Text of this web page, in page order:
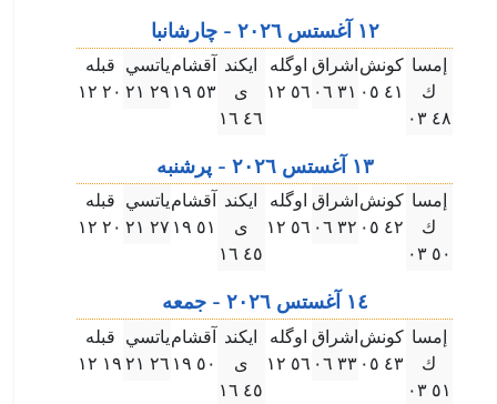
۱۲ آغستس ۲۰۲٦ - چارشانبا
إمسا
ك
٤٨ ۰۳
كونش
٤۱ ۰٥
اشراق
۳۱ ۰٦
اوگله
٥٦ ۱۲
ايكند
ى
٤٦ ۱٦
آقشام
٥۳ ۱٩
ياتسي
۲٩ ۲۱
قبله
۲۰ ۱۲
۱۳ آغستس ۲۰۲٦ - پرشنبه
إمسا
ك
٥۰ ۰۳
كونش
٤۲ ۰٥
اشراق
۳۲ ۰٦
اوگله
٥٦ ۱۲
ايكند
ى
٤٥ ۱٦
آقشام
٥۱ ۱٩
ياتسي
۲٧ ۲۱
قبله
۲۰ ۱۲
۱٤ آغستس ۲۰۲٦ - جمعه
إمسا
ك
٥۱ ۰۳
كونش
٤۳ ۰٥
اشراق
۳۳ ۰٦
اوگله
٥٦ ۱۲
ايكند
ى
٤٥ ۱٦
آقشام
٥۰ ۱٩
ياتسي
۲٦ ۲۱
قبله
۱٩ ۱۲